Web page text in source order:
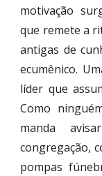
motivação
que remete a
antigas de
ecumênico.
líder que
Como
manda
congregação,
pompas